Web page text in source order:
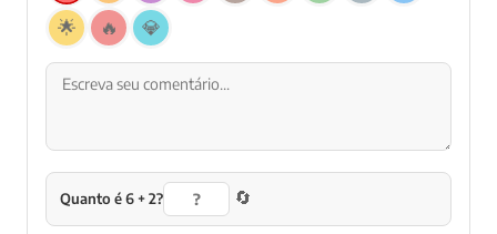
🌟
🔥 💎
Quanto é 6 + 2? 🔄